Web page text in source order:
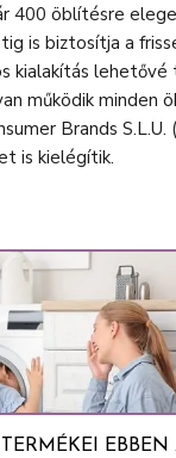
400 öblítésre
is biztosítja a
kialakítás
működik minden
Brands
is kielégítik.